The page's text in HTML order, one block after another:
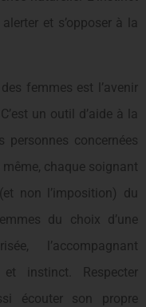
et s’opposer à la
femmes est l’avenir
un outil d’aide à la
concernées
chaque soignant
non l’imposition) du
du choix d’une
l’accompagnant
instinct. Respecter
écouter son propre